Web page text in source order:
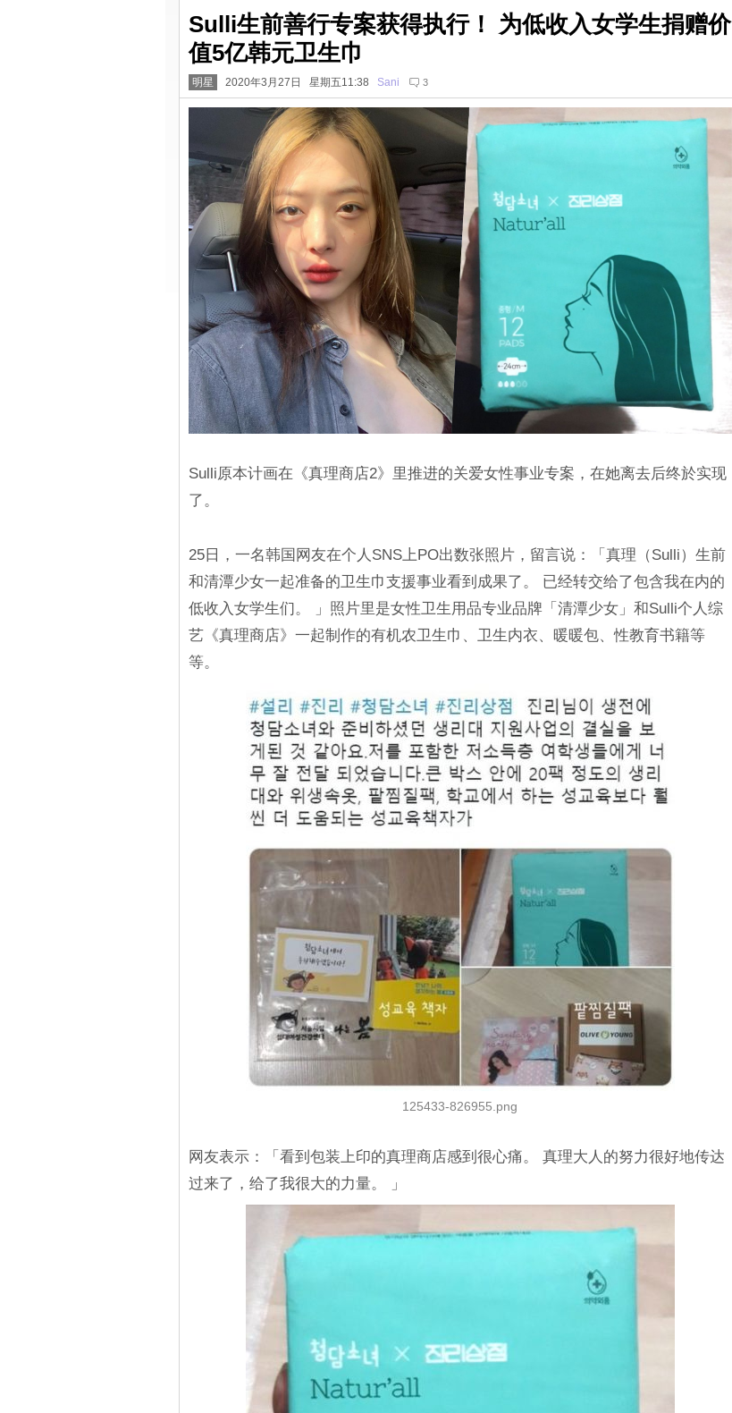
Sulli生前善行专案获得执行！ 为低收入女学生捐赠价
值5亿韩元卫生巾
明星 2020年3月27日 星期五11:38 Sani 3
Sulli原本计画在《真理商店2》里推进的关爱女性事业专案，在她离去后终於实现
了。
25日，一名韩国网友在个人SNS上PO出数张照片，留言说：「真理（Sulli）生前
和清潭少女一起准备的卫生巾支援事业看到成果了。 已经转交给了包含我在内的
低收入女学生们。 」照片里是女性卫生用品专业品牌「清潭少女」和Sulli个人综
艺《真理商店》一起制作的有机农卫生巾、卫生内衣、暖暖包、性教育书籍等
等。
125433-826955.png
网友表示：「看到包装上印的真理商店感到很心痛。 真理大人的努力很好地传达
过来了，给了我很大的力量。 」